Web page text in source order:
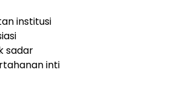
institusi
sadar
inti